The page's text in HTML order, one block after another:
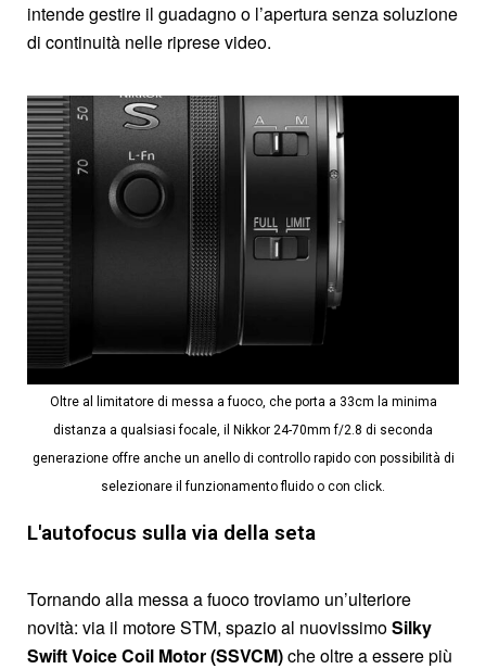
intende gestire il guadagno o l’apertura senza soluzione
di continuità nelle riprese video.
Oltre al limitatore di messa a fuoco, che porta a 33cm la minima
distanza a qualsiasi focale, il Nikkor 24-70mm f/2.8 di seconda
generazione offre anche un anello di controllo rapido con possibilità di
selezionare il funzionamento fluido o con click.
L'autofocus sulla via della seta
Tornando alla messa a fuoco troviamo un’ulteriore
novità: via il motore STM, spazio al nuovissimoSilky
Swift Voice Coil Motor (SSVCM)che oltre a essere più